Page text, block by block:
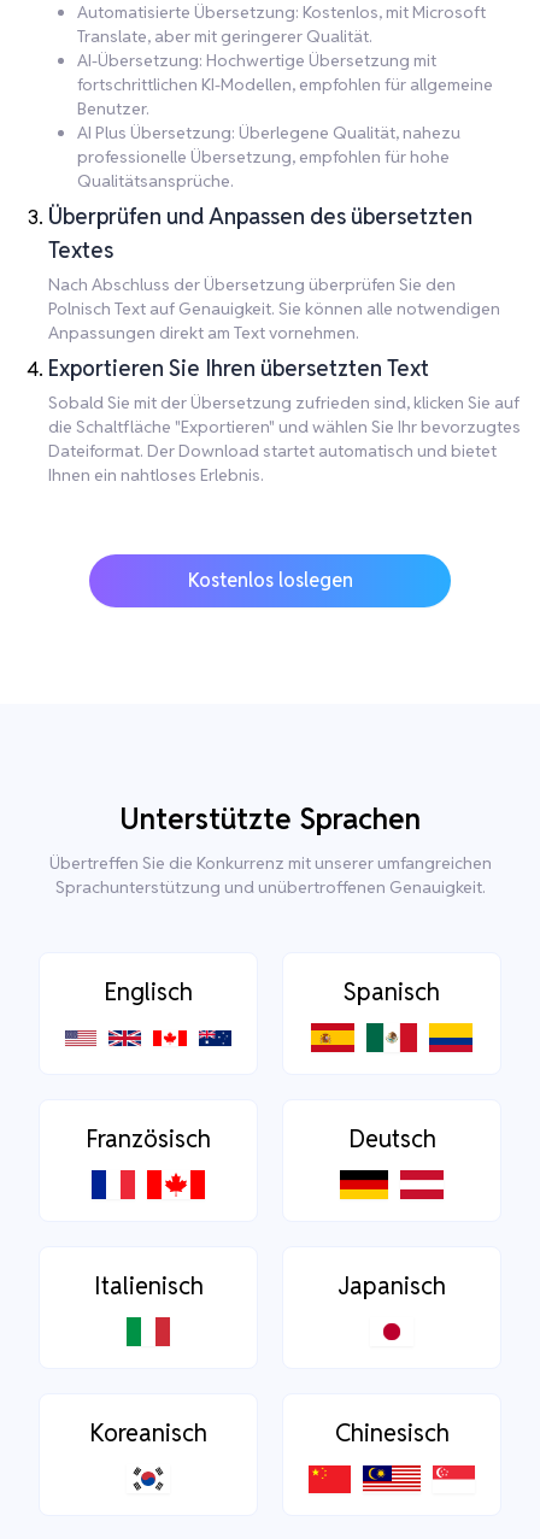
Automatisierte Übersetzung: Kostenlos, mit Microsoft
Translate, aber mit geringerer Qualität.
AI-Übersetzung: Hochwertige Übersetzung mit
fortschrittlichen KI-Modellen, empfohlen für allgemeine
Benutzer.
AI Plus Übersetzung: Überlegene Qualität, nahezu
professionelle Übersetzung, empfohlen für hohe
Qualitätsansprüche.
Überprüfen und Anpassen des übersetzten
Textes
Nach Abschluss der Übersetzung überprüfen Sie den
Polnisch Text auf Genauigkeit. Sie können alle notwendigen
Anpassungen direkt am Text vornehmen.
Exportieren Sie Ihren übersetzten Text
Sobald Sie mit der Übersetzung zufrieden sind, klicken Sie auf
die Schaltfläche "Exportieren" und wählen Sie Ihr bevorzugtes
Dateiformat. Der Download startet automatisch und bietet
Ihnen ein nahtloses Erlebnis.
Kostenlos loslegen
Unterstützte Sprachen
Übertreffen Sie die Konkurrenz mit unserer umfangreichen
Sprachunterstützung und unübertroffenen Genauigkeit.
Englisch Spanisch
Französisch Deutsch
Italienisch Japanisch
Koreanisch Chinesisch